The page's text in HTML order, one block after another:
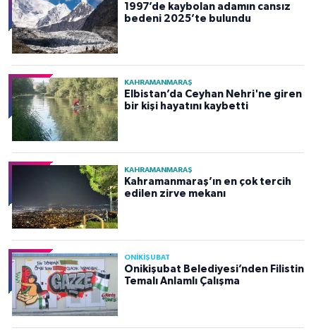
1997’de kaybolan adamın cansız
bedeni 2025’te bulundu
KAHRAMANMARAŞ
Elbistan’da Ceyhan Nehri'ne giren
bir kişi hayatını kaybetti
KAHRAMANMARAŞ
Kahramanmaraş’ın en çok tercih
edilen zirve mekanı
ONİKİŞUBAT
Onikişubat Belediyesi’nden Filistin
Temalı Anlamlı Çalışma